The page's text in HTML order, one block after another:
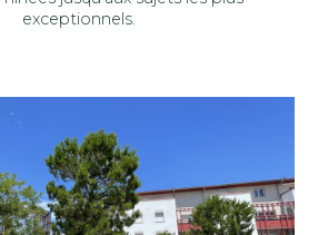
exceptionnels.